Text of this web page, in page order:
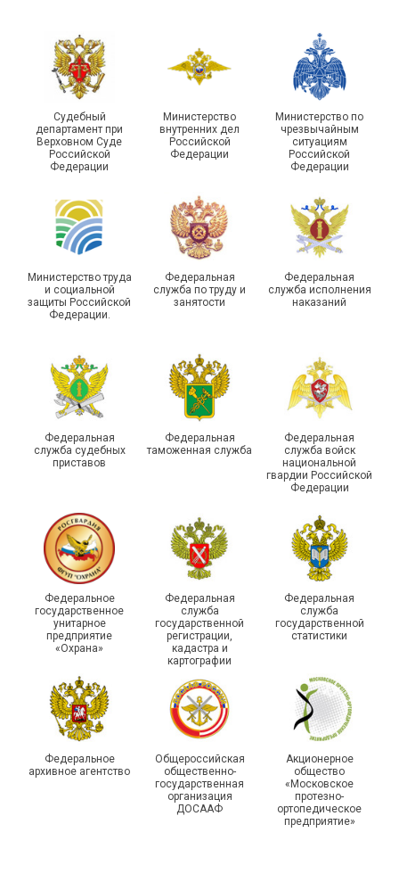
Чествование ветеранов
боевых действий
Самарской области
Подписано соглашение с
Единство традиций и сила
организаций ГУФСИН
России по Пермскому
краю приняли участие в
туристическом слете
215-й юбилей
государственной
статистики отметили в
Республике Саха (Якутия)
Храбрым детям – добрые
подарки
Судебный
департамент при
Верховном Суде
Российской
Федерации
Министерство
внутренних дел
Российской
Федерации
Министерство по
чрезвычайным
ситуациям
Российской
Федерации
Министерство труда
и социальной
защиты Российской
Федерации.
Федеральная
служба по труду и
занятости
Федеральная
служба исполнения
наказаний
Федеральная
служба судебных
приставов
Федеральная
таможенная служба
Федеральная
служба войск
национальной
гвардии Российской
Федерации
Федеральное
государственное
унитарное
предприятие
«Охрана»
Федеральная
служба
государственной
регистрации,
кадастра и
картографии
Федеральная
служба
государственной
статистики
Федеральное
архивное агентство
Общероссийская
общественно-
государственная
организация
ДОСААФ
Акционерное
общество
«Московское
протезно-
ортопедическое
предприятие»